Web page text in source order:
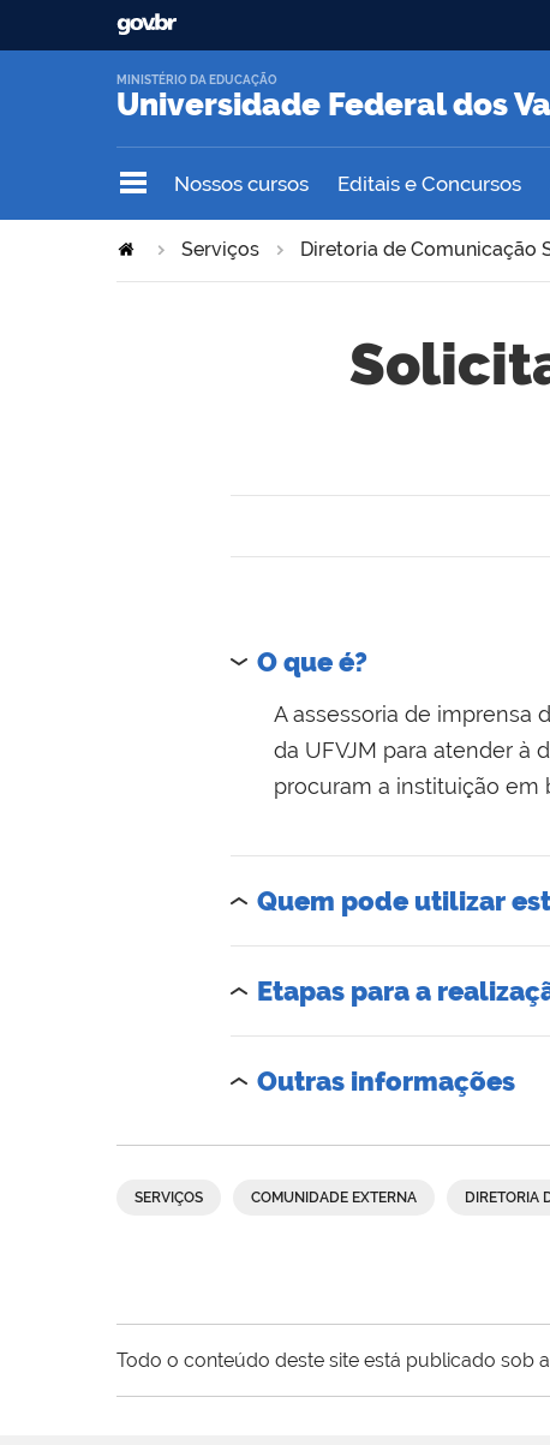
Universidade Federal dos
MINISTÉRIO DA EDUCAÇÃO
Nossos cursos Editais e Concursos
Serviços Diretoria de Comunicação
O que é?
A assessoria de imprensa
da UFVJM para atender à
procuram a instituição em
Quem pode utilizar
Etapas para a
Outras informações
SERVIÇOS COMUNIDADE EXTERNA DIRETORIA
Todo o conteúdo deste site está publicado sob